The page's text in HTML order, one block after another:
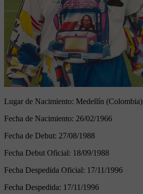
Lugar de Nacimiento: Medellín (Colombia)
Fecha de Nacimiento: 26/02/1966
Fecha de Debut: 27/08/1988
Fecha Debut Oficial: 18/09/1988
Fecha Despedida Oficial: 17/11/1996
Fecha Despedida: 17/11/1996